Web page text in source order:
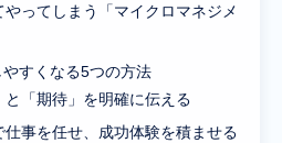
ってしまう「マイクロマネジメ
すくなる5つの方法
「期待」を明確に伝える
事を任せ、成功体験を積ませる